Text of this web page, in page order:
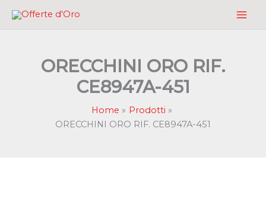
ORECCHINI ORO RIF.
CE8947A-451
Home
Prodotti
ORECCHINI ORO RIF. CE8947A-451